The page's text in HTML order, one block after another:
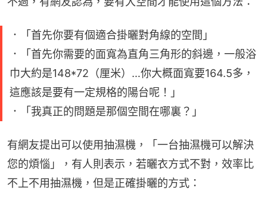
．「首先你要有個適合掛曬對角線的空間」
．「首先你需要的面寬為直角三角形的斜邊，一般浴
巾大約是148*72（厘米）…你大概面寬要164.5多，
這應該是要有一定規格的陽台呢！」
．「我真正的問題是那個空間在哪裏？」
有網友提出可以使用抽濕機，「一台抽濕機可以解決
您的煩惱」，有人則表示，若曬衣方式不對，效率比
不上不用抽濕機，但是正確掛曬的方式：